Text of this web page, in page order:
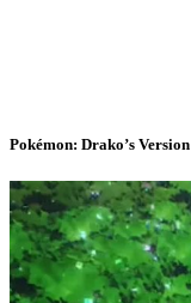
Pokémon: Drako’s Version